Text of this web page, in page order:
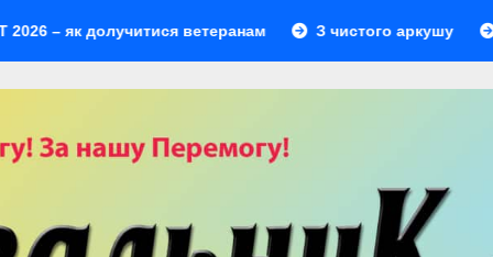
як долучитися ветеранам З чистого аркушу